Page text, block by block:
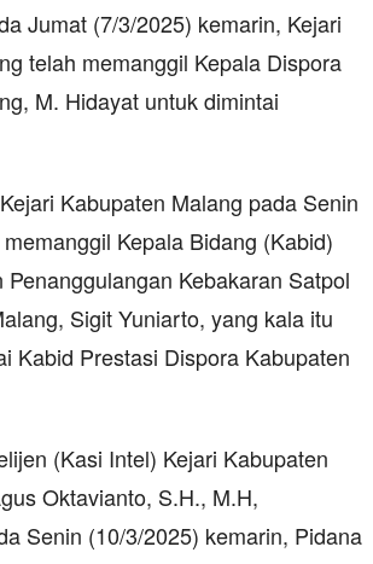
Jumat (7/3/2025) kemarin, Kejari
telah memanggil Kepala Dispora
M. Hidayat untuk dimintai
Kabupaten Malang pada Senin
Kepala Bidang (Kabid)
Penanggulangan Kebakaran Satpol
Sigit Yuniarto, yang kala itu
Kabid Prestasi Dispora Kabupaten
(Kasi Intel) Kejari Kabupaten
Oktavianto, S.H., M.H,
Senin (10/3/2025) kemarin, Pidana